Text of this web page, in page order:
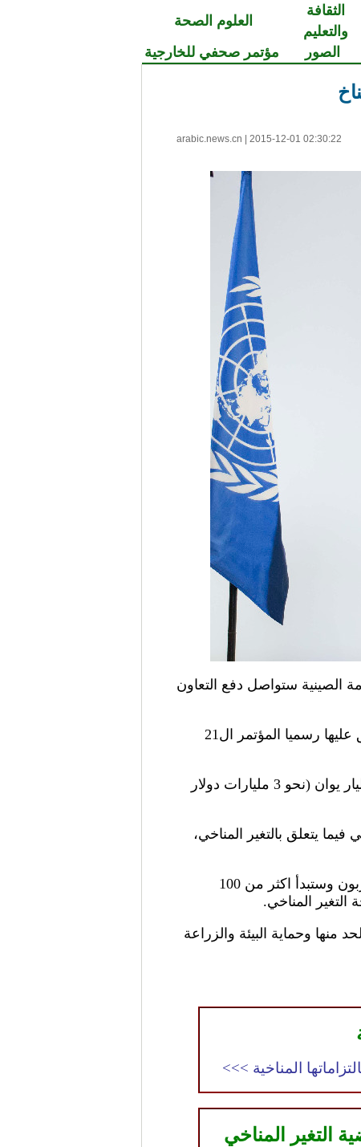
الثقافة
والتعليم
العلوم الصحة
الصور مؤتمر صحفي للخارجية
arabic.news.cn 2015-12-01 02:30:22
الصينية ستواصل دفع التعاون
صرح شي بذلك فى خطابه خلال المراسم الافتتاحية لمحادثات التغير المناخي فى باريس ويطلق عليها رسميا المؤتمر ال21
واعلنت الصين فى سبتمبر الماضي اقامة صندوق التعاون المناخي الجنوبي-الجنوبي بقيمة 20 مليار يوان (نحو 3 مليارات دولار
يتعلق بالتغير المناخي،
وأوضح انه في العام القادم ستطلق الصين مشروعات تعاون لـ10 مناطق صناعية منخفضة الكربون وستبدأ اكثر من 100
وحماية البيئة والزراعة
المناخية >>>
التغير المناخي